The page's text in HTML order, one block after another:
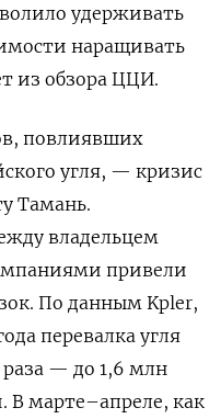
удерживать
наращивать
из обзора ЦЦИ.
повлиявших
угля, — кризис
Тамань.
владельцем
привели
По данным Kpler,
перевалка угля
раза — до 1,6 млн
марте–апреле, как